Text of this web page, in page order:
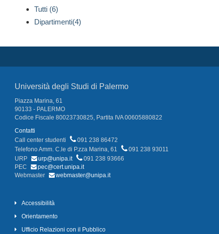
Tutti (6)
Dipartimenti(4)
Università degli Studi di Palermo
Piazza Marina, 61
90133 - PALERMO
Codice Fiscale 80023730825, Partita IVA 00605880822
Contatti
Call center studenti
091 238 86472
Telefono Amm. C.le di P.zza Marina, 61
091 238 93011
URP
urp@unipa.it
091 238 93666
PEC
pec@cert.unipa.it
Webmaster
webmaster@unipa.it
Accessibilità
Orientamento
Ufficio Relazioni con il Pubblico